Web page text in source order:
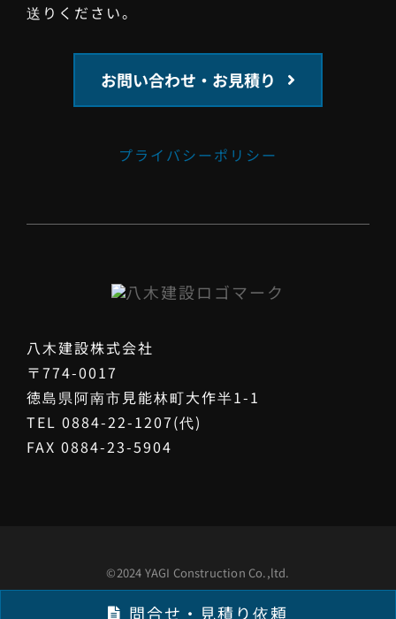
問合せ・見積り依頼
八木建設株式会社
〒774-0017
徳島県阿南市見能林町大作半1-1
TEL 0884-22-1207(代)
FAX 0884-23-5904
送りください。
お問い合わせ・お見積り
プライバシーポリシー
©2024 YAGI Construction Co.,ltd.